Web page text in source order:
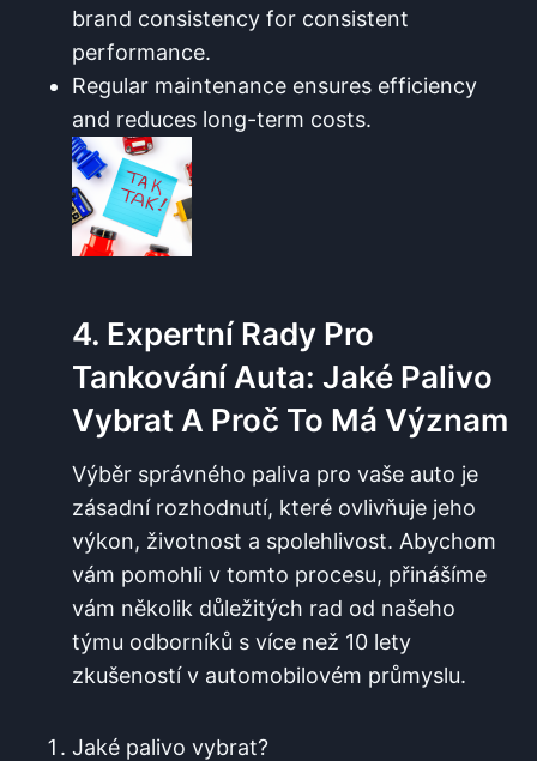
brand consistency for consistent​
performance.
Regular maintenance ensures efficiency
and​ reduces long-term costs.
4. Expertní Rady ‌pro
Tankování‌ Auta:⁣ Jaké⁣ Palivo
Vybrat A Proč To Má Význam
Výběr⁣ správného ‌paliva pro vaše auto je
zásadní rozhodnutí, které ovlivňuje jeho
výkon, životnost a ⁤spolehlivost. Abychom
vám pomohli v tomto procesu, přinášíme
vám několik důležitých rad od našeho
týmu odborníků s více než⁢ 10 lety
zkušeností v automobilovém průmyslu.
Jaké palivo‌ vybrat?